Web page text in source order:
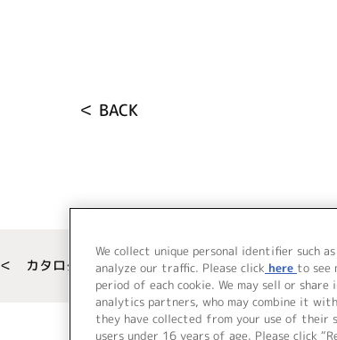
＜ BACK
＜ カタログサイト トップページへ
We collect unique personal identifier such
analyze our traffic. Please click here to see
period of each cookie. We may sell or
analytics partners, who may combine it
they have collected from your use of their
users under 16 years of age. Please click